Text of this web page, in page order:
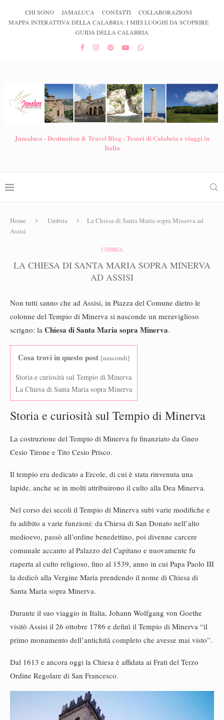
CHI SONO JAMALUCA CONTATTI
COLLABORAZIONI
MAPPA INTERATTIVA DELLA CALABRIA: I MIEI LUOGHI DA SCOPRIRE
GUIDA DELLA CALABRIA
Jamaluca - Destination & Travel Blog - Tesori di Calabria e viaggi in
Italia
Home Umbria
La Chiesa di Santa Maria sopra Minerva ad
Assisi
UMBRIA
LA CHIESA DI SANTA MARIA SOPRA MINERVA
AD ASSISI
Non tutti sanno che ad Assisi, in Piazza del Comune dietro le
colonne del Tempio di Minerva si nasconde un meraviglioso
scrigno: la Chiesa di Santa Maria sopra Minerva.
Cosa trovi in questo post [nascondi]
Storia e curiosità sul Tempio di Minerva
La Chiesa di Santa Maria sopra Minerva
Storia e curiosità sul Tempio di Minerva
La costruzione del Tempio di Minerva fu finanziato da Gneo
Cesio Tirone e Tito Cesio Prisco.
Il tempio era dedicato a Ercole, di cui è stata rinvenuta una
lapide, anche se in molti attribuirono il culto alla Dea Minerva.
Nel corso dei secoli il Tempio di Minerva subì varie modifiche e
fu adibito a varie funzioni: da Chiesa di San Donato nell’alto
medioevo, passò all’ordine benedettino, poi divenne carcere
comunale accanto al Palazzo del Capitano e nuovamente fu
riaperta al culto religioso, fino al 1539, anno in cui Papa Paolo III
la dedicò alla Vergine Maria prendendo il nome di Chiesa di
Santa Maria sopra Minerva.
Durante il suo viaggio in Italia, Johann Wolfgang von Goethe
visitò Assisi il 26 ottobre 1786 e definì il Tempio di Minerva “il
primo monumento dell’antichità completo che avesse mai visto”.
Dal 1613 e ancora oggi la Chiesa è affidata ai Frati del Terzo
Ordine Regolare di San Francesco.